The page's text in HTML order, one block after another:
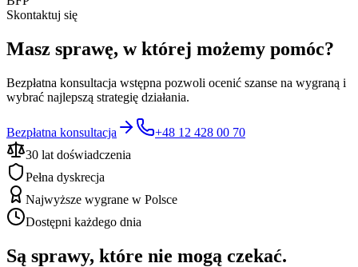
Skontaktuj się
Masz sprawę, w której możemy pomóc?
Bezpłatna konsultacja wstępna pozwoli ocenić szanse na wygraną i
wybrać najlepszą strategię działania.
Bezpłatna konsultacja
+48 12 428 00 70
30 lat doświadczenia
Pełna dyskrecja
Najwyższe wygrane w Polsce
Dostępni każdego dnia
Są sprawy, które nie mogą czekać.